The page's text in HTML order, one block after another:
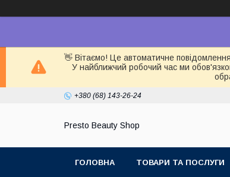
👋 Вітаємо! Це автоматичне
У найближчий робочий час ми
+380 (68) 143-26-24
Presto Beauty Shop
ГОЛОВНА ТОВАРИ ТА ПОСЛУГИ